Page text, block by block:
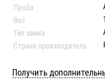
Проба
Вес
Тип замка
Страна-производитель
Получить